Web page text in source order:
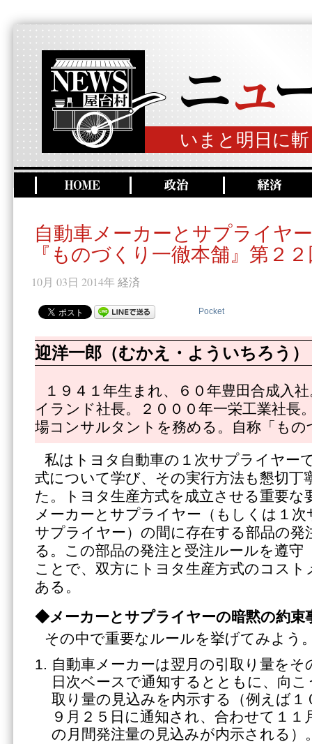
いまと明日に
自動車メーカーとサプライヤ
『ものづくり一徹本舗』第２
10月 03日 2014年 経済
Pocket
迎洋一郎（むかえ・よういちろう）
１９４１年生まれ、６０年豊田合成入
イランド社長。２０００年一栄工業社長
場コンサルタントを務める。自称「もの
私はトヨタ自動車の１次サプライヤー
式について学び、その実行方法も懇切丁
た。トヨタ生産方式を成立させる重要な
メーカーとサプライヤー（もしくは１
サプライヤー）の間に存在する部品の発
る。この部品の発注と受注ルールを遵守
ことで、双方にトヨタ生産方式のコス
ある。
◆メーカーとサプライヤーの暗黙の約束
その中で重要なルールを挙げてみよう
自動車メーカーは翌月の引取り量をそ
日次ベースで通知するとともに、向
取り量の見込みを内示する（例えば１
９月２５日に通知され、合わせて１
の月間発注量の見込みが内示される）